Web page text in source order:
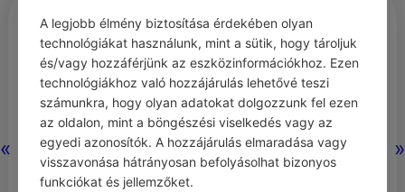
« »
Tavasz: amikor a Székelyföld éppen
visszakapja az életét. Sokunk azt
hiszi, hogy a nagy utak és
nevezetes látványosságok adják az
igazi kalandot, de az igazi mágia az
apró, felfedezetlen ösvényeken
A legjobb élmény biztosítása érdekében olyan
technológiákat használunk, mint a sütik, hogy tároljuk
és/vagy hozzáférjünk az eszközinformációkhoz. Ezen
technológiákhoz való hozzájárulás lehetővé teszi
számunkra, hogy olyan adatokat dolgozzunk fel ezen
az oldalon, mint a böngészési viselkedés vagy az
egyedi azonosítók. A hozzájárulás elmaradása vagy
visszavonása hátrányosan befolyásolhat bizonyos
funkciókat és jellemzőket.